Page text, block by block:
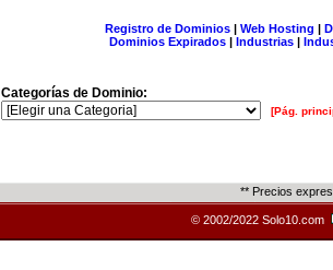
Registro de Dominios| Web Hosting |
Dominios Expirados | Industrias |
Categorías de Dominio:
[Pág.
** Precios
© 2002/2022 Solo10.com